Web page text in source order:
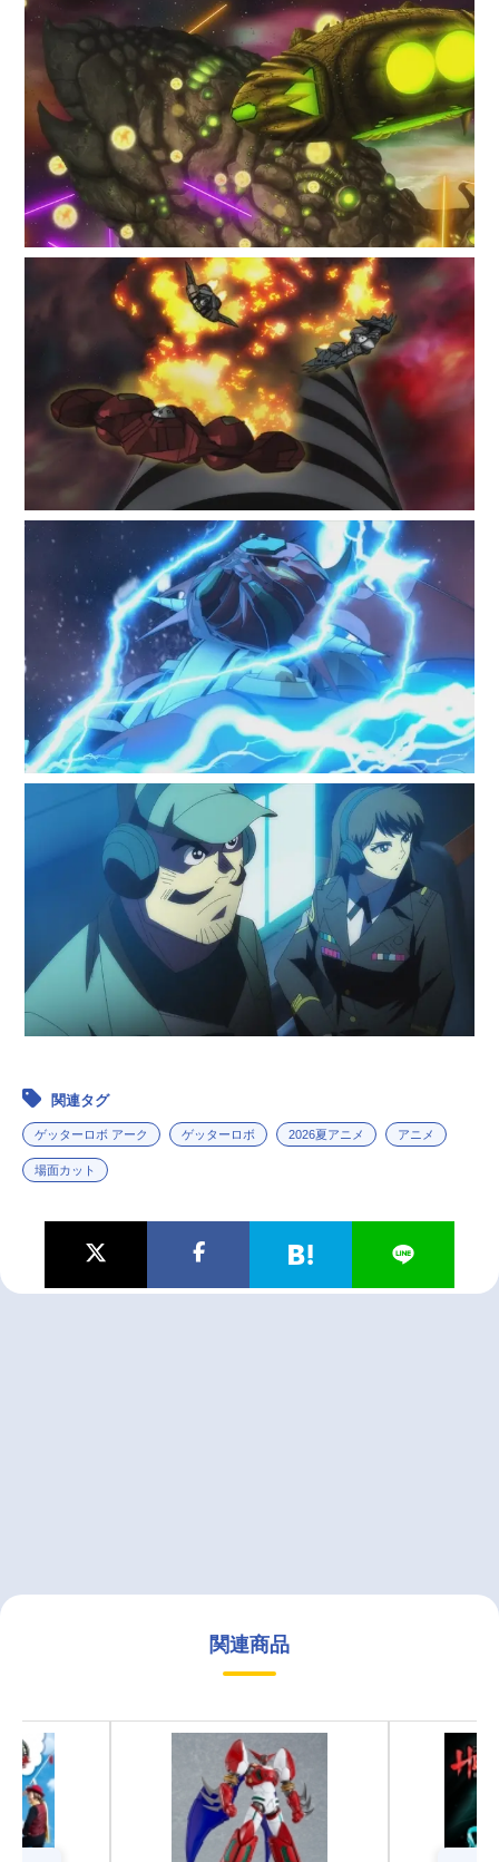
関連タグ
ゲッターロボ アーク ゲッターロボ 2026夏アニメ アニメ
場面カット
関連商品